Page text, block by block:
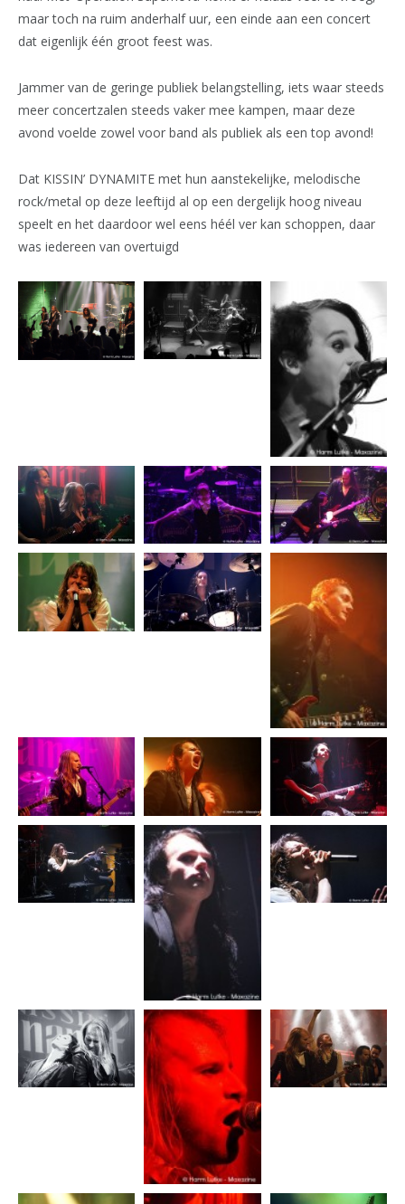
maar toch na ruim anderhalf uur, een einde aan een concert
dat eigenlijk één groot feest was.
Jammer van de geringe publiek belangstelling, iets waar steeds
meer concertzalen steeds vaker mee kampen, maar deze
avond voelde zowel voor band als publiek als een top avond!
Dat KISSIN’ DYNAMITE met hun aanstekelijke, melodische
rock/metal op deze leeftijd al op een dergelijk hoog niveau
speelt en het daardoor wel eens héél ver kan schoppen, daar
was iedereen van overtuigd